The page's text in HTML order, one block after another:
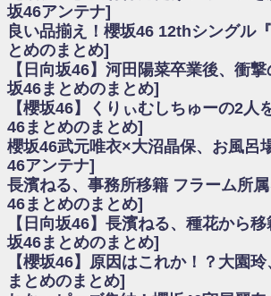
日向坂46まとめのまとめ / 【元日向坂46】情報解
ちゃん、メンバーと会った模様
乃木坂欅坂まとめのまとめ / 【日向坂46】この月
願いバッハ！』ミーグリ日程がこちら
欅坂/日向坂46まとめのまとめ / 【櫻坂46】ミーグ
これはマジギレしてる
乃木坂46アンテナ / 【櫻坂46】ハリソン守屋「ゆ
ィット!】
乃木坂あんてな ～乃木坂46・欅坂46・日向坂46
をピックアップ / 良い品揃え！櫻坂46 12thシングル『
シャルグッズ絶賛販売受付中
日向坂46まとめのまとめ / 【日向坂46】この月、
いバッハ！』ミーグリ日程がこちら
日向坂46まとめのまとめ / 【元日向坂46】この卒
ビで見かけるな
欅坂/日向坂46まとめのまとめ / 【櫻坂46】リア
『Make or Break』オフィシャルグッズ解禁
坂46アンテナ]
良い品揃え！櫻坂46 12thシングル
とめのまとめ]
【日向坂46】河田陽菜卒業後、衝
坂46まとめのまとめ]
【櫻坂46】くりぃむしちゅーの2人
46まとめのまとめ]
櫻坂46武元唯衣×大沼晶保、お風呂
46アンテナ]
長濱ねる、事務所移籍 フラーム所
46まとめのまとめ]
【日向坂46】長濱ねる、種花から
坂46まとめのまとめ]
【櫻坂46】原因はこれか！？大園
まとめのまとめ]